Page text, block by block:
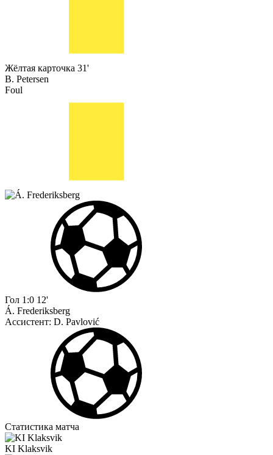
Жёлтая карточка 31'
B. Petersen
Foul
Гол 1:0 12'
Á. Frederiksberg
Ассистент: D. Pavlović
Статистика матча
KI Klaksvik